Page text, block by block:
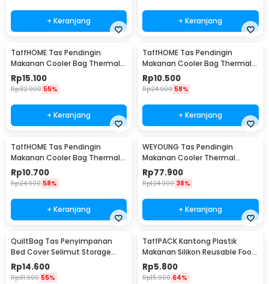
+ Keranjang + Keranjang
TaffHOME Tas Pendingin
Makanan Cooler Bag Thermal
Insulated Bag 6 Inch - H07
Rp15.100
Rp32.900 55%
+ Keranjang
TaffHOME Tas Pendingin
Makanan Cooler Bag Thermal
Insulated Bag 28x14x17cm -
H24
Rp10.500
Rp24.900 58%
+ Keranjang
TaffHOME Tas Pendingin
Makanan Cooler Bag Thermal
Insulated Bag 21x14x17cm -
H24
Rp10.700
Rp24.900 58%
+ Keranjang
WEYOUNG Tas Pendingin
Makanan Cooler Thermal
Insulated Bag 18L - M40
Rp77.900
Rp124.900 38%
+ Keranjang
QuiltBag Tas Penyimpanan
Bed Cover Selimut Storage
Bag Organizer 1 PCS - MT6
Rp14.600
Rp31.900 55%
TaffPACK Kantong Plastik
Makanan Silikon Reusable Food
Bag Ziplock Size L - PK-15
Rp5.800
Rp15.900 64%